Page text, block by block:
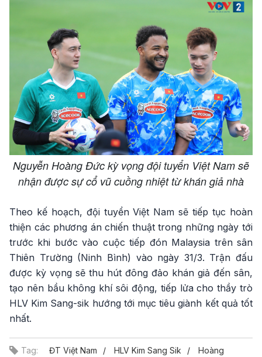
Nguyễn Hoàng Đức kỳ vọng đội tuyển Việt Nam sẽ
nhận được sự cổ vũ cuồng nhiệt từ khán giả nhà
Theo kế hoạch, đội tuyển Việt Nam sẽ tiếp tục hoàn
thiện các phương án chiến thuật trong những ngày tới
trước khi bước vào cuộc tiếp đón Malaysia trên sân
Thiên Trường (Ninh Bình) vào ngày 31/3. Trận đấu
được kỳ vọng sẽ thu hút đông đảo khán giả đến sân,
tạo nên bầu không khí sôi động, tiếp lửa cho thầy trò
HLV Kim Sang-sik hướng tới mục tiêu giành kết quả tốt
nhất.
Tag: ĐT Việt Nam HLV Kim Sang Sik
Hoàng